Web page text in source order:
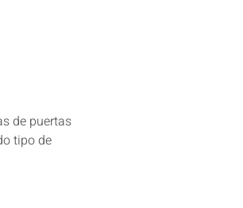
de puertas
tipo de